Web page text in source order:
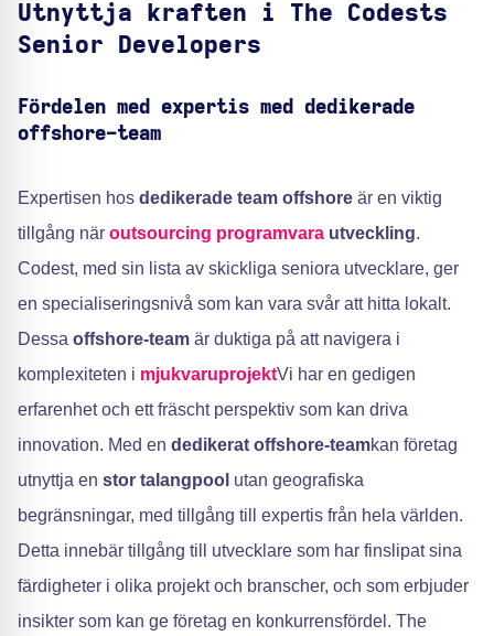
Utnyttja kraften i The Codests
Senior Developers
Fördelen med expertis med dedikerade
offshore-team
Expertisen hos dedikerade team offshore är en viktig
tillgång när outsourcing programvara utveckling.
Codest, med sin lista av skickliga seniora utvecklare, ger
en specialiseringsnivå som kan vara svår att hitta lokalt.
Dessa offshore-team är duktiga på att navigera i
komplexiteten i mjukvaruprojektVi har en gedigen
erfarenhet och ett fräscht perspektiv som kan driva
innovation. Med en dedikerat offshore-teamkan företag
utnyttja en stor talangpool utan geografiska
begränsningar, med tillgång till expertis från hela världen.
Detta innebär tillgång till utvecklare som har finslipat sina
färdigheter i olika projekt och branscher, och som erbjuder
insikter som kan ge företag en konkurrensfördel. The